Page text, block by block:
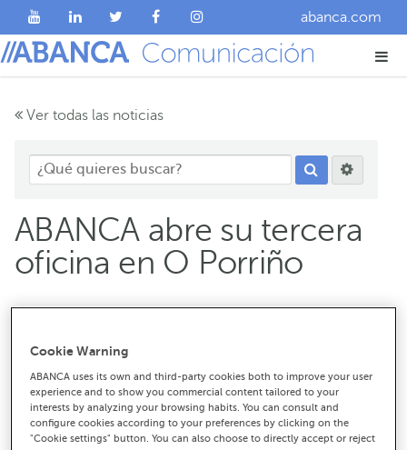
abanca.com
Ver todas las noticias
ABANCA abre su tercera
oficina en O Porriño
Mejor servicio y captación de nuevos clientes,
objetivos de la nueva oficina
Cookie Warning
ABANCA uses its own and third-party cookies both to improve your user
experience and to show you commercial content tailored to your
interests by analyzing your browsing habits. You can consult and
configure cookies according to your preferences by clicking on the
"Cookie settings" button. You can also choose to directly accept or reject